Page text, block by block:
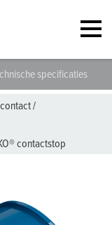
specificaties
/
contactstop